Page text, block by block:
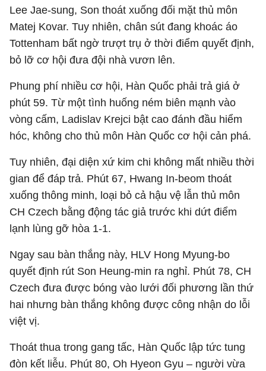
Lee Jae-sung, Son thoát xuống đối mặt thủ môn
Matej Kovar. Tuy nhiên, chân sút đang khoác áo
Tottenham bất ngờ trượt trụ ở thời điểm quyết định,
bỏ lỡ cơ hội đưa đội nhà vươn lên.
Phung phí nhiều cơ hội, Hàn Quốc phải trả giá ở
phút 59. Từ một tình huống ném biên mạnh vào
vòng cấm, Ladislav Krejci bật cao đánh đầu hiểm
hóc, không cho thủ môn Hàn Quốc cơ hội cản phá.
Tuy nhiên, đại diện xứ kim chi không mất nhiều thời
gian để đáp trả. Phút 67, Hwang In-beom thoát
xuống thông minh, loại bỏ cả hậu vệ lẫn thủ môn
CH Czech bằng động tác giả trước khi dứt điểm
lạnh lùng gỡ hòa 1-1.
Ngay sau bàn thắng này, HLV Hong Myung-bo
quyết định rút Son Heung-min ra nghỉ. Phút 78, CH
Czech đưa được bóng vào lưới đối phương lần thứ
hai nhưng bàn thắng không được công nhận do lỗi
việt vị.
Thoát thua trong gang tấc, Hàn Quốc lập tức tung
đòn kết liễu. Phút 80, Oh Hyeon Gyu – người vừa